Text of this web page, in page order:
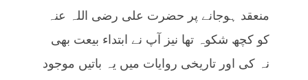
منعقد ہوجانے پر حضرت علی رضی اللہ عنہ
کو کچھ شکوہ تھا نیز آپ نے ابتداء بیعت بھی
نہ کی اور تاریخی روایات میں یہ باتیں موجود